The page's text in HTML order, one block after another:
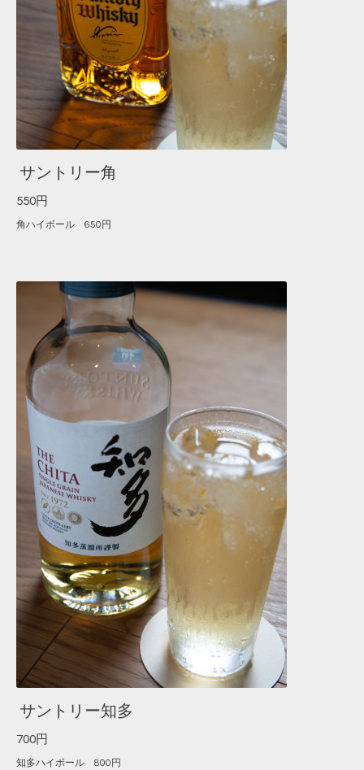
サントリー角
550円
角ハイボール 650円
サントリー知多
700円
知多ハイボール 800円